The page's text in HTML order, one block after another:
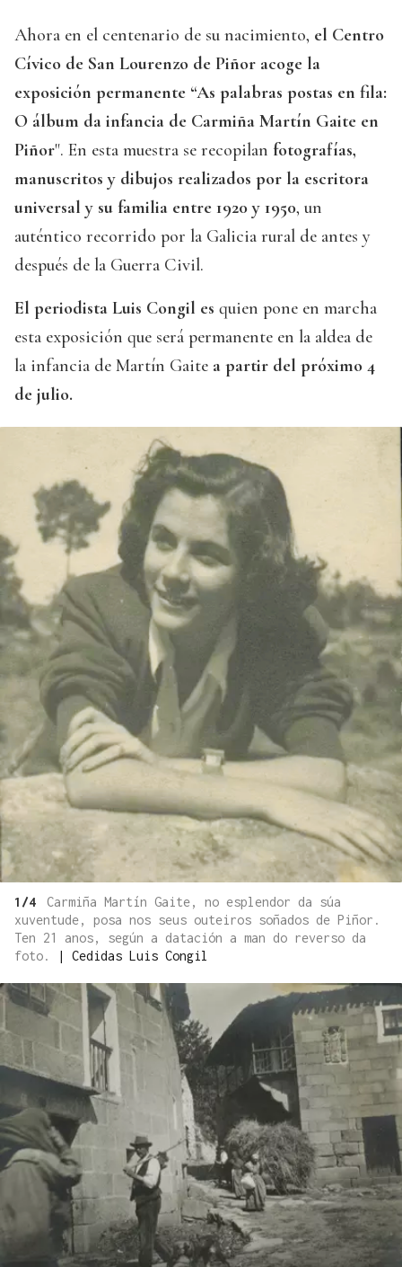
Ahora en el centenario de su nacimiento, el Centro
Cívico de San Lourenzo de Piñor acoge la
exposición permanente “As palabras postas en fila:
O álbum da infancia de Carmiña Martín Gaite en
Piñor". En esta muestra se recopilan fotografías,
manuscritos y dibujos realizados por la escritora
universal y su familia entre 1920 y 1950, un
auténtico recorrido por la Galicia rural de antes y
después de la Guerra Civil.
El periodista Luis Congil es quien pone en marcha
esta exposición que será permanente en la aldea de
la infancia de Martín Gaite a partir del próximo 4
de julio.
1/4
Carmiña Martín Gaite, no esplendor da súa
xuventude, posa nos seus outeiros soñados de Piñor.
Ten 21 anos, según a datación a man do reverso da
foto.
| Cedidas Luis Congil